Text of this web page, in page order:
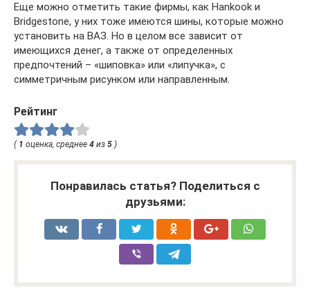
Еще можно отметить такие фирмы, как Hankook и
Bridgestone, у них тоже имеются шины, которые можно
установить на ВАЗ. Но в целом все зависит от
имеющихся денег, а также от определенных
предпочтений – «шиповка» или «липучка», с
симметричным рисунком или направленным.
Рейтинг
( 1 оценка, среднее 4 из 5 )
Понравилась статья? Поделиться с
друзьями: